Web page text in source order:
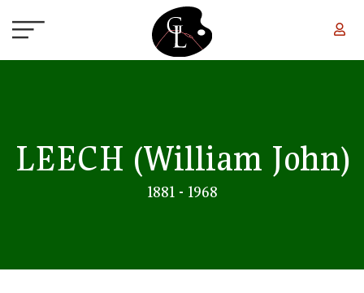
LEECH (William John)
1881 - 1968